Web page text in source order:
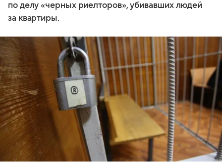
по делу «черных риелторов», убивавших людей
за квартиры.